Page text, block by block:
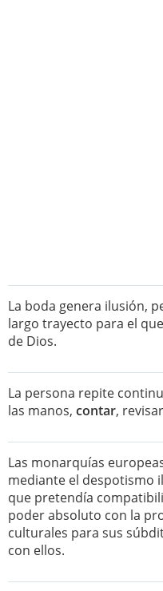
La boda genera ilusión,
largo trayecto para el
de Dios.
La persona repite
las manos, contar,
Las monarquías
mediante el despotismo
que pretendía
poder absoluto con la
culturales para sus
con ellos.